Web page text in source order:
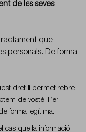
de les seves
que
personals. De forma
dret li permet rebre
de vostè. Per
forma legítima.
cas que la informació